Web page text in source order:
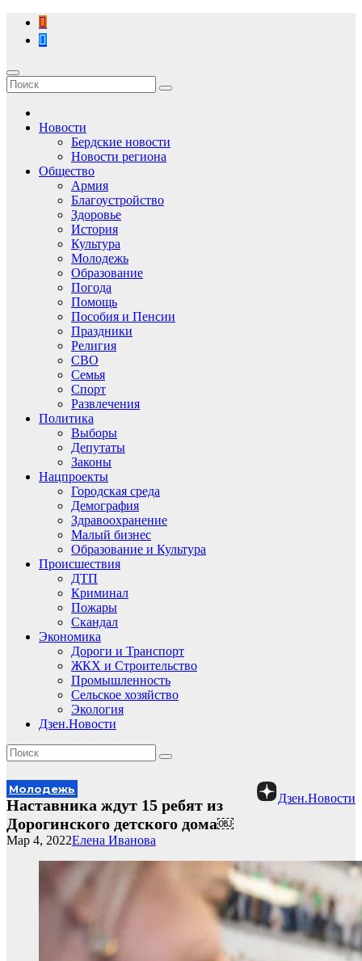
Перейти
содержимому
Новости
Бердские новости
Новости региона
Общество
Армия
Благоустройство
Здоровье
История
Культура
Молодежь
Образование
Погода
Помощь
Пособия и Пенсии
Праздники
Религия
СВО
Семья
Спорт
Развлечения
Политика
Выборы
Депутаты
Законы
Нацпроекты
Городская среда
Демография
Здравоохранение
Малый бизнес
Образование и Культура
Происшествия
ДТП
Криминал
Пожары
Скандал
Экономика
Дороги и Транспорт
ЖКХ и Строительство
Промышленность
Сельское хозяйство
Экология
Дзен.Новости
Дзен.Новости
Молодежь
Наставника ждут 15 ребят из
Дорогинского детского дома￼
Елена Иванова
Мар 4, 2022